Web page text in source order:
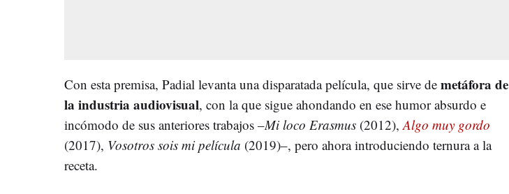
Con esta premisa, Padial levanta una disparatada película, que sirve de metáfora de
la industria audiovisual, con la que sigue ahondando en ese humor absurdo e
incómodo de sus anteriores trabajos –Mi loco Erasmus (2012), Algo muy gordo
(2017), Vosotros sois mi película (2019)–, pero ahora introduciendo ternura a la
receta.